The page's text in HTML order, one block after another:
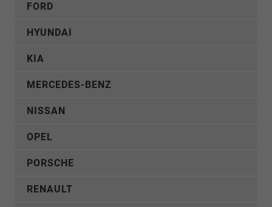
FORD
HYUNDAI
KIA
MERCEDES-BENZ
NISSAN
OPEL
PORSCHE
RENAULT